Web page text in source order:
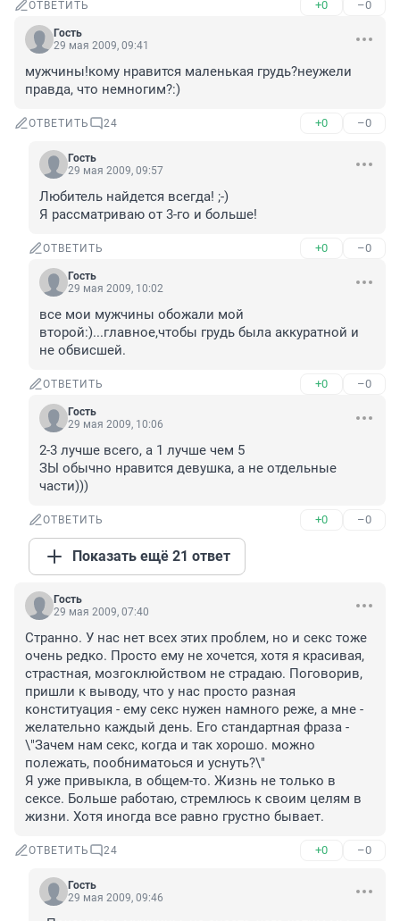
ОТВЕТИТЬ +0 –0
Гость
29 мая 2009, 09:41
мужчины!кому нравится маленькая грудь?неужели
правда, что немногим?:)
ОТВЕТИТЬ 24 +0 –0
Гость
29 мая 2009, 09:57
Любитель найдется всегда! ;-)
Я рассматриваю от 3-го и больше!
ОТВЕТИТЬ +0 –0
Гость
29 мая 2009, 10:02
все мои мужчины обожали мой
второй:)...главное,чтобы грудь была аккуратной и
не обвисшей.
ОТВЕТИТЬ +0 –0
Гость
29 мая 2009, 10:06
2-3 лучше всего, а 1 лучше чем 5
ЗЫ обычно нравится девушка, а не отдельные
части)))
ОТВЕТИТЬ +0 –0
Показать ещё 21 ответ
Гость
29 мая 2009, 07:40
Странно. У нас нет всех этих проблем, но и секс тоже
очень редко. Просто ему не хочется, хотя я красивая,
страстная, мозгоклюйством не страдаю. Поговорив,
пришли к выводу, что у нас просто разная
конституация - ему секс нужен намного реже, а мне -
желательно каждый день. Его стандартная фраза -
\"Зачем нам секс, когда и так хорошо. можно
полежать, пообниматоься и уснуть?\"
Я уже привыкла, в общем-то. Жизнь не только в
сексе. Больше работаю, стремлюсь к своим целям в
жизни. Хотя иногда все равно грустно бывает.
ОТВЕТИТЬ 24 +0 –0
Гость
29 мая 2009, 09:46